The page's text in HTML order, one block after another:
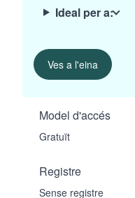
Ideal per a:
Ves a l'eina
Model d'accés
Gratuït
Registre
Sense registre